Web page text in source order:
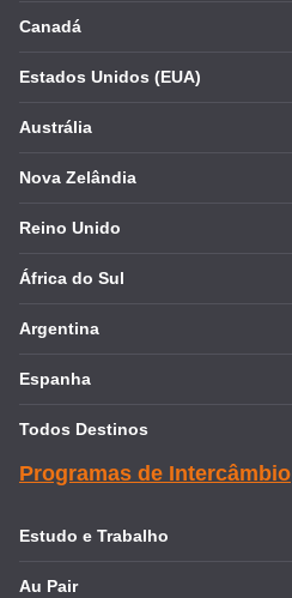
Canadá
Estados Unidos (EUA)
Austrália
Nova Zelândia
Reino Unido
África do Sul
Argentina
Espanha
Todos Destinos
Programas de Intercâmbio
Estudo e Trabalho
Au Pair